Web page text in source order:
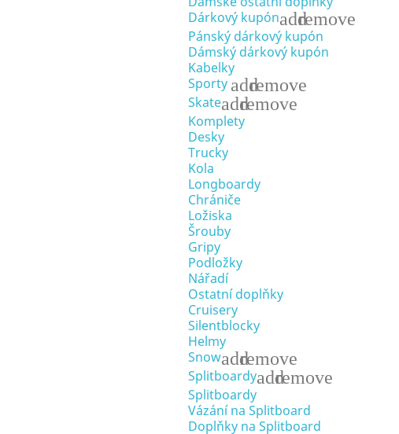
Dárkový kupónaddremove
Pánský dárkový kupón
Dámský dárkový kupón
Kabelky
Sporty addremove
Skateaddremove
Komplety
Desky
Trucky
Kola
Longboardy
Chrániče
Ložiska
Šrouby
Gripy
Podložky
Nářadí
Ostatní doplňky
Cruisery
Silentblocky
Helmy
Snowaddremove
Splitboardyaddremove
Splitboardy
Vázání na Splitboard
Doplňky na Splitboard